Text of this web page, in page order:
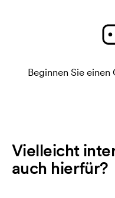
Beginnen Sie
Vielleicht
auch hierfür?